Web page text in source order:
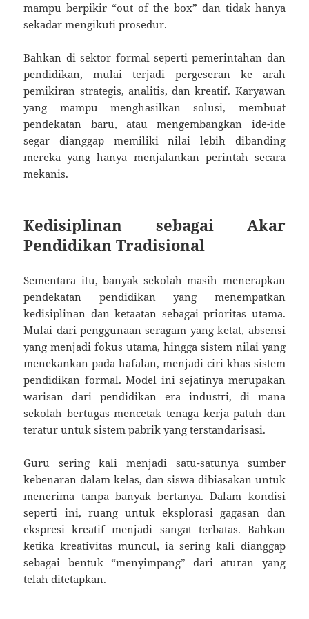
mampu berpikir “out of the box” dan tidak hanya
sekadar mengikuti prosedur.
Bahkan di sektor formal seperti pemerintahan dan
pendidikan, mulai terjadi pergeseran ke arah
pemikiran strategis, analitis, dan kreatif. Karyawan
yang mampu menghasilkan solusi, membuat
pendekatan baru, atau mengembangkan ide-ide
segar dianggap memiliki nilai lebih dibanding
mereka yang hanya menjalankan perintah secara
mekanis.
Kedisiplinan sebagai Akar
Pendidikan Tradisional
Sementara itu, banyak sekolah masih menerapkan
pendekatan pendidikan yang menempatkan
kedisiplinan dan ketaatan sebagai prioritas utama.
Mulai dari penggunaan seragam yang ketat, absensi
yang menjadi fokus utama, hingga sistem nilai yang
menekankan pada hafalan, menjadi ciri khas sistem
pendidikan formal. Model ini sejatinya merupakan
warisan dari pendidikan era industri, di mana
sekolah bertugas mencetak tenaga kerja patuh dan
teratur untuk sistem pabrik yang terstandarisasi.
Guru sering kali menjadi satu-satunya sumber
kebenaran dalam kelas, dan siswa dibiasakan untuk
menerima tanpa banyak bertanya. Dalam kondisi
seperti ini, ruang untuk eksplorasi gagasan dan
ekspresi kreatif menjadi sangat terbatas. Bahkan
ketika kreativitas muncul, ia sering kali dianggap
sebagai bentuk “menyimpang” dari aturan yang
telah ditetapkan.